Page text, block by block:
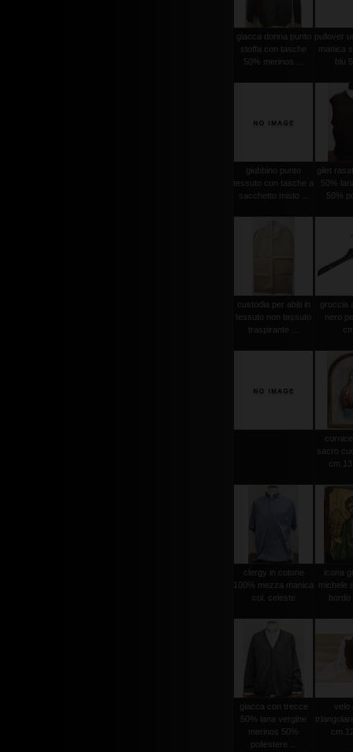
giacca donna punto
stoffa con tasche
50% merinos ...
pullover
manica
blu
giubbino punto
tessuto con tasche a
sacchetto misto ...
gilet
50%
50%
custodia per abiti in
tessuto non tessuto
traspirante ...
gruccia
nero
sacro
clergy in cotone
100% mezza manica
col. celeste
icona
michele
bordo
giacca con trecce
50% lana vergine
merinos 50%
poliestere ...
velo